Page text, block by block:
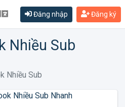
Đăng nhập Đăng ký
Nhiều Sub
Nhiều Sub